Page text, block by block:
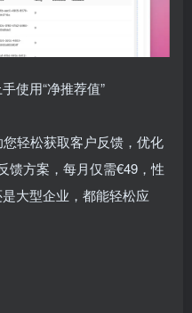
使用“净推荐值”
轻松获取客户反馈，优化
馈方案，每月仅需€49，性
大型企业，都能轻松应